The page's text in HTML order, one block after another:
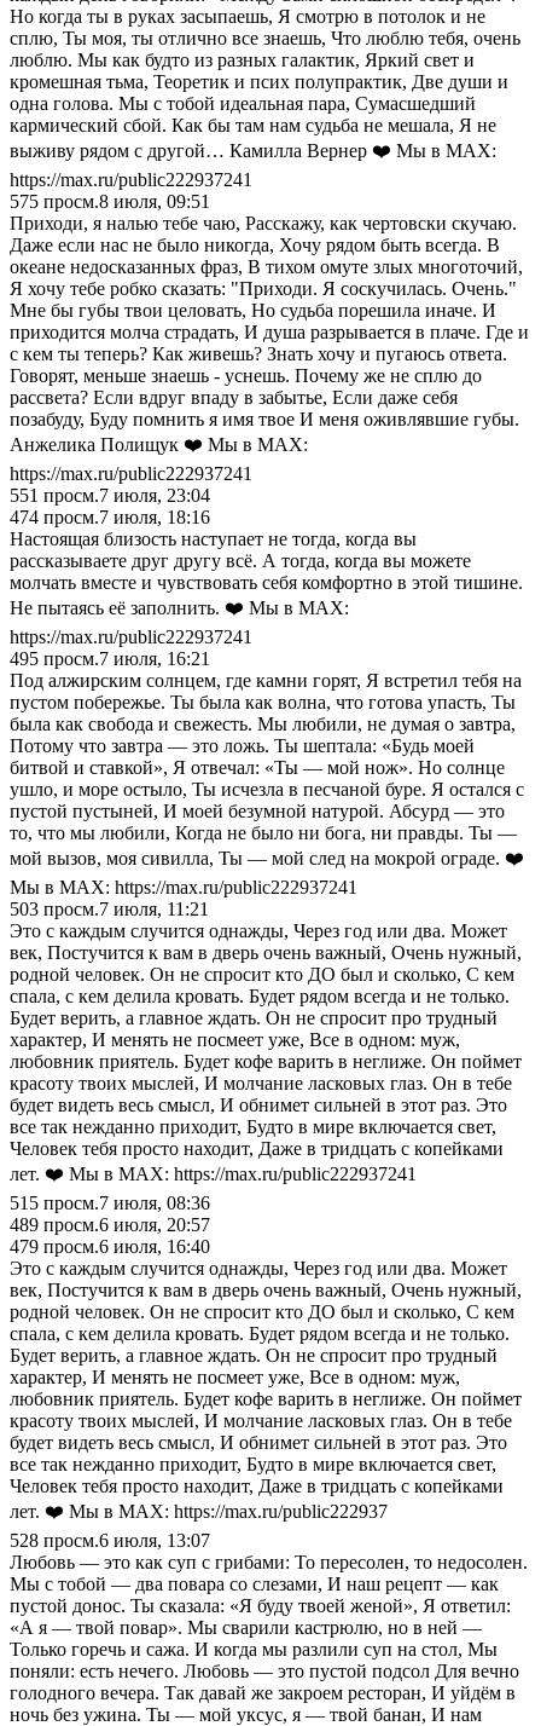
Но когда ты в руках засыпаешь, Я смотрю в потолок и не
сплю, Ты моя, ты отлично все знаешь, Что люблю тебя, очень
люблю. Мы как будто из разных галактик, Яркий свет и
кромешная тьма, Теоретик и псих полупрактик, Две души и
одна голова. Мы с тобой идеальная пара, Сумасшедший
кармический сбой. Как бы там нам судьба не мешала, Я не
выживу рядом с другой… Камилла Вернер ❤️ Мы в MAX:
https://max.ru/public222937241
575 просм.8 июля, 09:51
Приходи, я налью тебе чаю, Расскажу, как чертовски скучаю.
Даже если нас не было никогда, Хочу рядом быть всегда. В
океане недосказанных фраз, В тихом омуте злых многоточий,
Я хочу тебе робко сказать: "Приходи. Я соскучилась. Очень."
Мне бы губы твои целовать, Но судьба порешила иначе. И
приходится молча страдать, И душа разрывается в плаче. Где и
с кем ты теперь? Как живешь? Знать хочу и пугаюсь ответа.
Говорят, меньше знаешь - уснешь. Почему же не сплю до
рассвета? Если вдруг впаду в забытье, Если даже себя
позабуду, Буду помнить я имя твое И меня оживлявшие губы.
Анжелика Полищук ❤️ Мы в MAX:
https://max.ru/public222937241
551 просм.7 июля, 23:04
474 просм.7 июля, 18:16
Настоящая близость наступает не тогда, когда вы
рассказываете друг другу всё. А тогда, когда вы можете
молчать вместе и чувствовать себя комфортно в этой тишине.
Не пытаясь её заполнить. ❤️ Мы в MAX:
https://max.ru/public222937241
495 просм.7 июля, 16:21
Под алжирским солнцем, где камни горят, Я встретил тебя на
пустом побережье. Ты была как волна, что готова упасть, Ты
была как свобода и свежесть. Мы любили, не думая о завтра,
Потому что завтра — это ложь. Ты шептала: «Будь моей
битвой и ставкой», Я отвечал: «Ты — мой нож». Но солнце
ушло, и море остыло, Ты исчезла в песчаной буре. Я остался с
пустой пустыней, И моей безумной натурой. Абсурд — это
то, что мы любили, Когда не было ни бога, ни правды. Ты —
мой вызов, моя сивилла, Ты — мой след на мокрой ограде. ❤️
Мы в MAX: https://max.ru/public222937241
503 просм.7 июля, 11:21
Это с каждым случится однажды, Через год или два. Может
век, Постучится к вам в дверь очень важный, Очень нужный,
родной человек. Он не спросит кто ДО был и сколько, С кем
спала, с кем делила кровать. Будет рядом всегда и не только.
Будет верить, а главное ждать. Он не спросит про трудный
характер, И менять не посмеет уже, Все в одном: муж,
любовник приятель. Будет кофе варить в неглиже. Он поймет
красоту твоих мыслей, И молчание ласковых глаз. Он в тебе
будет видеть весь смысл, И обнимет сильней в этот раз. Это
все так нежданно приходит, Будто в мире включается свет,
Человек тебя просто находит, Даже в тридцать с копейками
лет. ❤️ Мы в MAX: https://max.ru/public222937241
515 просм.7 июля, 08:36
489 просм.6 июля, 20:57
479 просм.6 июля, 16:40
Это с каждым случится однажды, Через год или два. Может
век, Постучится к вам в дверь очень важный, Очень нужный,
родной человек. Он не спросит кто ДО был и сколько, С кем
спала, с кем делила кровать. Будет рядом всегда и не только.
Будет верить, а главное ждать. Он не спросит про трудный
характер, И менять не посмеет уже, Все в одном: муж,
любовник приятель. Будет кофе варить в неглиже. Он поймет
красоту твоих мыслей, И молчание ласковых глаз. Он в тебе
будет видеть весь смысл, И обнимет сильней в этот раз. Это
все так нежданно приходит, Будто в мире включается свет,
Человек тебя просто находит, Даже в тридцать с копейками
лет. ❤️ Мы в MAX: https://max.ru/public222937
528 просм.6 июля, 13:07
Любовь — это как суп с грибами: То пересолен, то недосолен.
Мы с тобой — два повара со слезами, И наш рецепт — как
пустой донос. Ты сказала: «Я буду твоей женой», Я ответил:
«А я — твой повар». Мы сварили кастрюлю, но в ней —
Только горечь и сажа. И когда мы разлили суп на стол, Мы
поняли: есть нечего. Любовь — это пустой подсол Для вечно
голодного вечера. Так давай же закроем ресторан, И уйдём в
ночь без ужина. Ты — мой уксус, я — твой банан, И нам